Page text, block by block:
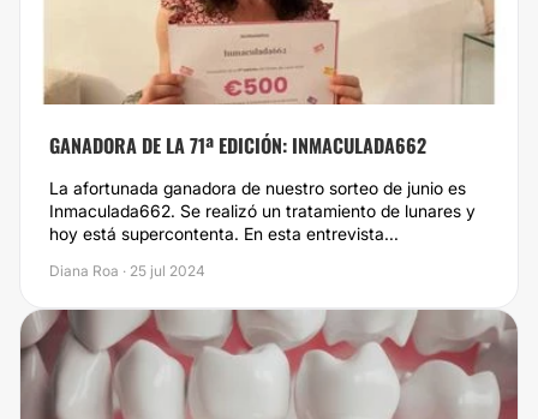
GANADORA DE LA 71ª EDICIÓN: INMACULADA662
La afortunada ganadora de nuestro sorteo de junio es
Inmaculada662. Se realizó un tratamiento de lunares y
hoy está supercontenta. En esta entrevista...
Diana Roa · 25 jul 2024